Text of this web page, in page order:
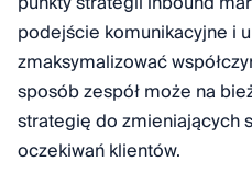
podejście komunikacyjne i
zmaksymalizować
sposób zespół może na
strategię do zmieniających
oczekiwań klientów.